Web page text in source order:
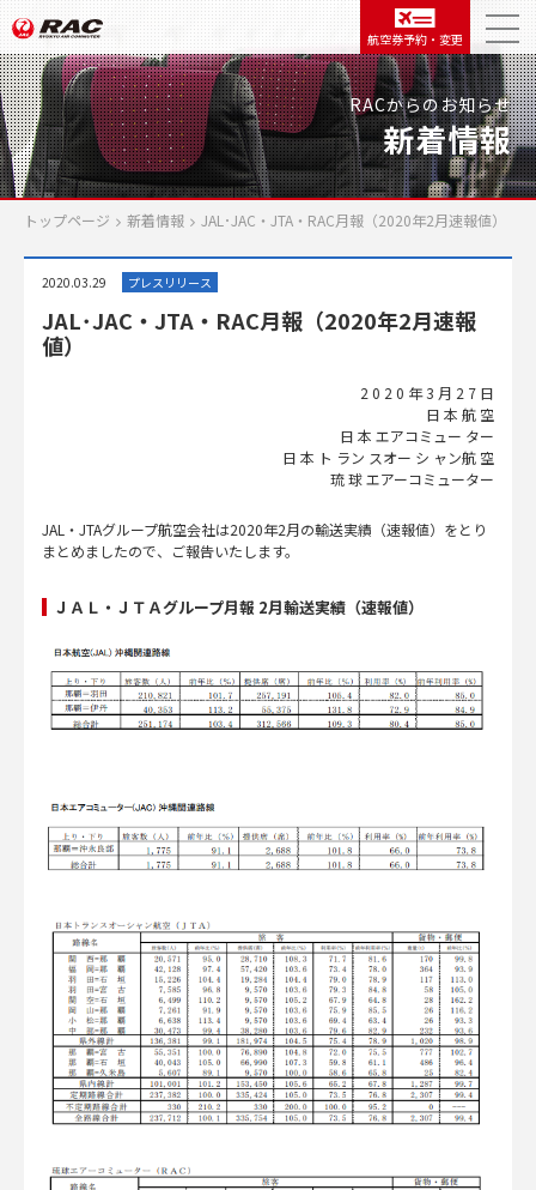
航空券予約・変更
RACからのお知らせ
新着情報
トップページ 新着情報 JAL･JAC・JTA・RAC月報（2020年2月速報値）
2020.03.29 プレスリリース
JAL･JAC・JTA・RAC月報（2020年2月速報
値）
2 0 2 0 年 3 月 2 7 日
日 本 航 空
日 本 エアコミュー ター
日 本 ト ラン スオー シ ャン航 空
琉 球 エアーコミューター
JAL・JTAグループ航空会社は2020年2月の輸送実績（速報値）をとり
まとめましたので、ご報告いたします。
ＪＡＬ・ＪＴＡグループ月報 2月輸送実績（速報値）